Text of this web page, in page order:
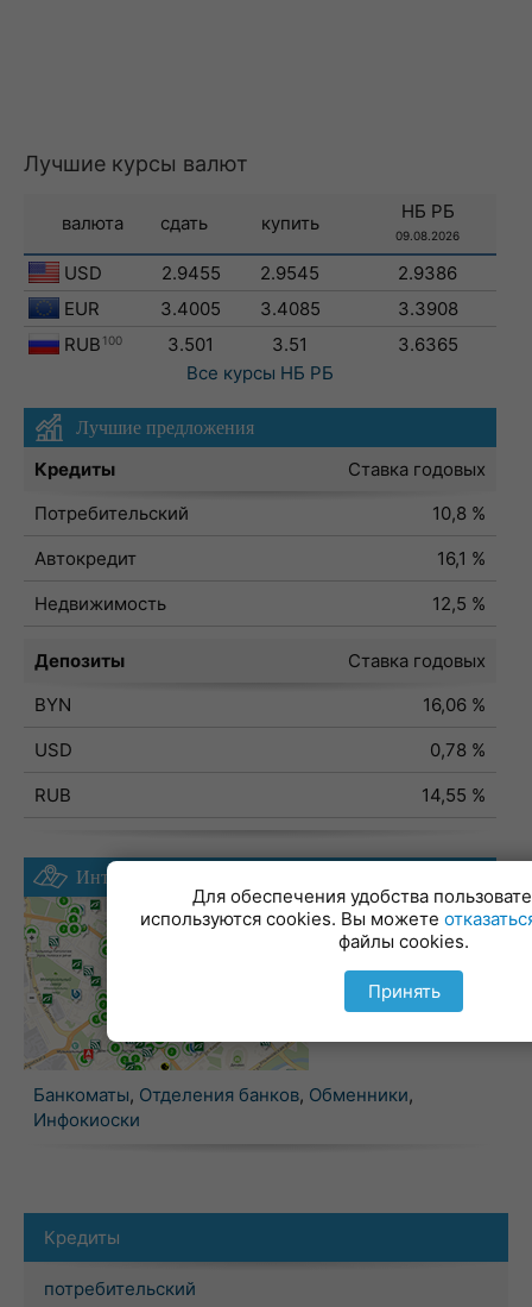
Лучшие курсы валют
валюта сдать купить
НБ РБ
09.08.2026
USD 2.9455 2.9545
2.9386
EUR
3.4005 3.4085
3.3908
RUB 100 3.501 3.51
3.6365
Все курсы НБ РБ
Лучшие предложения
Кредиты
Ставка годовых
Потребительский
10,8 %
Автокредит
16,1 %
Недвижимость
12,5 %
Депозиты
Ставка годовых
BYN
16,06 %
USD
0,78 %
RUB
14,55 %
Интерактивная карта
Банкоматы, Отделения банков, Обменники,
Инфокиоски
Кредиты
потребительский
Для обеспечения удобства
используются cookies. Вы можете
файлы cookies.
Принять